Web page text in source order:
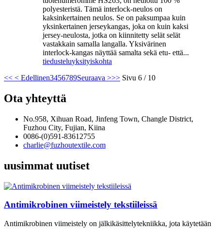
polyesteristä. Tämä interlock-neulos on
kaksinkertainen neulos. Se on paksumpaa kuin
yksinkertainen jerseykangas, joka on kuin kaksi
jersey-neulosta, jotka on kiinnitetty selät selät
vastakkain samalla langalla. Yksivärinen
interlock-kangas näyttää samalta sekä etu- että...
tiedusteluyksityiskohta
<< < Edellinen3456789Seuraava >>> Sivu 6 / 10
Ota yhteyttä
No.958, Xihuan Road, Jinfeng Town, Changle District,
Fuzhou City, Fujian, Kiina
0086-(0)591-83612755
charlie@fuzhoutextile.com
uusimmat uutiset
Antimikrobinen viimeistely tekstiileissä
Antimikrobinen viimeistely on jälkikäsittelytekniikka, jota käytetään